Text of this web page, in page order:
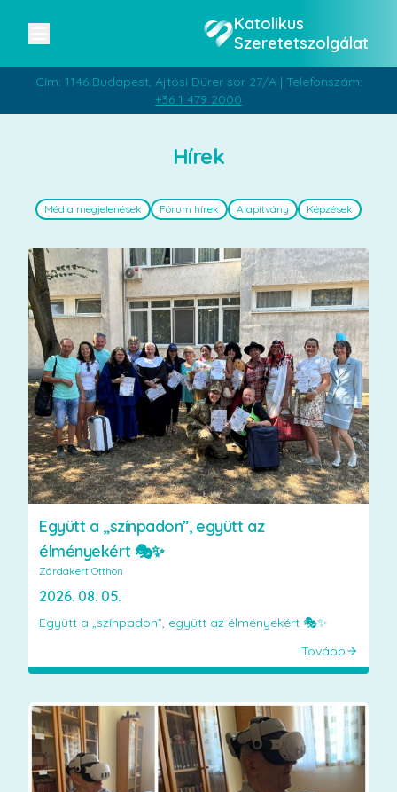
Katolikus
Szeretetszolgálat
Cím: 1146 Budapest, Ajtósi Dürer sor 27/A | Telefonszám:
+36 1 479 2000
Hírek
Média megjelenések Fórum hírek Alapítvány Képzések
Együtt a „színpadon”, együtt az
élményekért 🎭✨
Zárdakert Otthon
2026. 08. 05.
Együtt a „színpadon”, együtt az élményekért 🎭✨
Tovább